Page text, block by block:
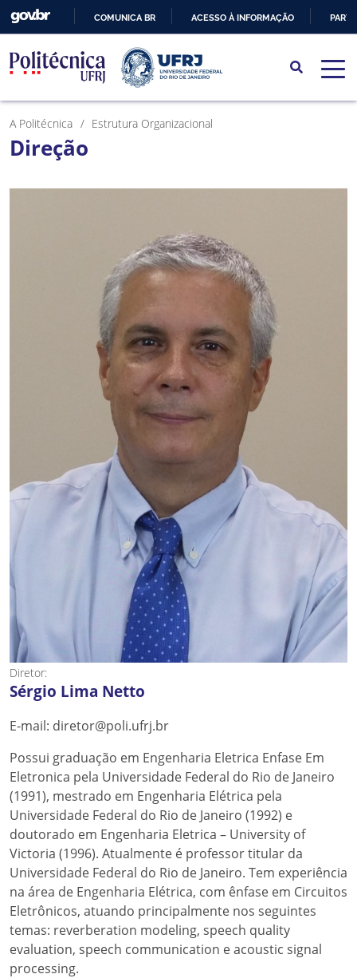
PARA
O
CONTEÚDO
COMUNICA BR ACESSO À INFORMAÇÃO
A Politécnica Estrutura Organizacional
Direção
Diretor:
Sérgio Lima Netto
E-mail: diretor@poli.ufrj.br
Possui graduação em Engenharia Eletrica Enfase Em
Eletronica pela Universidade Federal do Rio de Janeiro
(1991), mestrado em Engenharia Elétrica pela
Universidade Federal do Rio de Janeiro (1992) e
doutorado em Engenharia Eletrica – University of
Victoria (1996). Atualmente é professor titular da
Universidade Federal do Rio de Janeiro. Tem experiência
na área de Engenharia Elétrica, com ênfase em Circuitos
Eletrônicos, atuando principalmente nos seguintes
temas: reverberation modeling, speech quality
evaluation, speech communication e acoustic signal
processing.